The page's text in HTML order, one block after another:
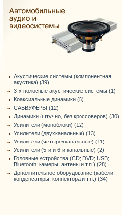
Акустические системы (компонентная
акустика) (39)
3-х полосные акустические системы (1)
Коаксиальные динамики (5)
САБВУФЕРЫ (12)
Динамики (штучно, без кроссоверов) (30)
Усилители (моноблоки) (12)
Усилители (двухканальные) (13)
Усилители (четырёхканальные) (11)
Усилители (5-и и 6-и канальные) (2)
Головные устройства (CD; DVD; USB;
Bluetooth; камеры; антены и т.п.) (28)
Дополнительное оборудование (кабели,
конденсаторы, коннектора и т.п.) (34)